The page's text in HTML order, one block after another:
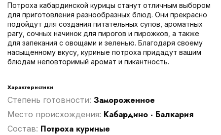
Потроха кабардинской курицы станут отличным выбором
для приготовления разнообразных блюд. Они прекрасно
подойдут для создания питательных супов, ароматных
рагу, сочных начинок для пирогов и пирожков, а также
для запекания с овощами и зеленью. Благодаря своему
насыщенному вкусу, куриные потроха придадут вашим
блюдам неповторимый аромат и пикантность.
Характеристики
Степень готовности: Замороженное
Место происхождения: Кабардино - Балкария
Cостав: Потроха куриные